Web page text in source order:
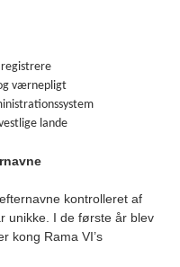
værnepligt
lande
kontrolleret af
unikke. I de første år blev
kong Rama VI’s